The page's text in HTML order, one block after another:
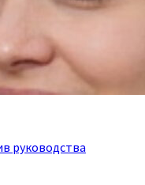
руководства